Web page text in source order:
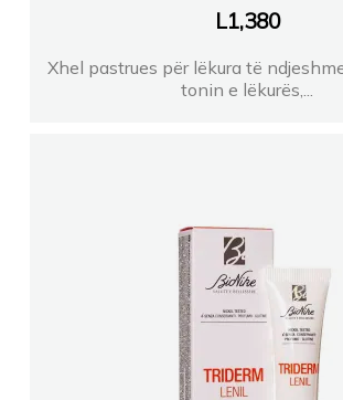
L1,380
Xhel pastrues për lëkura të
tonin e lëkurës,...